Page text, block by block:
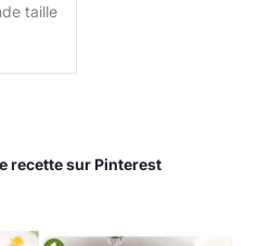
taille
recette sur Pinterest